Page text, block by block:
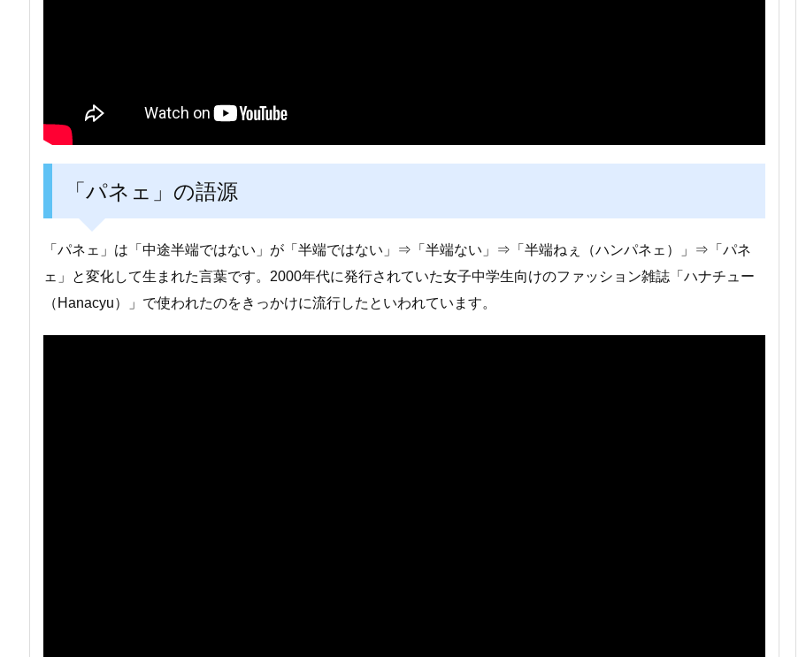
「パネェ」の語源
「パネェ」は「中途半端ではない」が「半端ではない」⇒「半端ない」⇒「半端ねぇ（ハンパネェ）」⇒「パネ
ェ」と変化して生まれた言葉です。2000年代に発行されていた女子中学生向けのファッション雑誌「ハナチュー
（Hanacyu）」で使われたのをきっかけに流行したといわれています。